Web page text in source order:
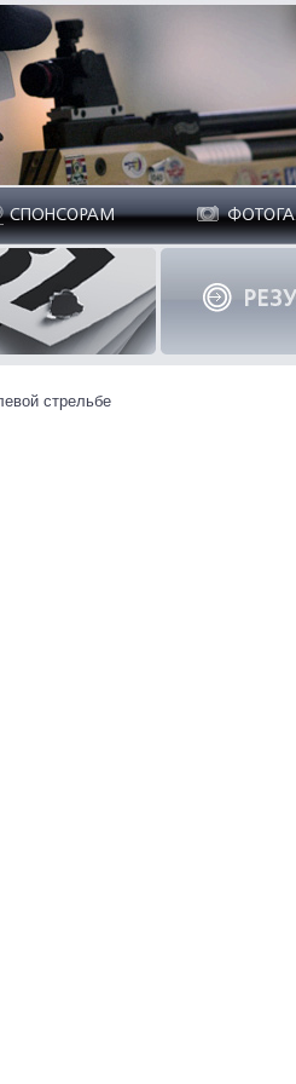
стрельбе